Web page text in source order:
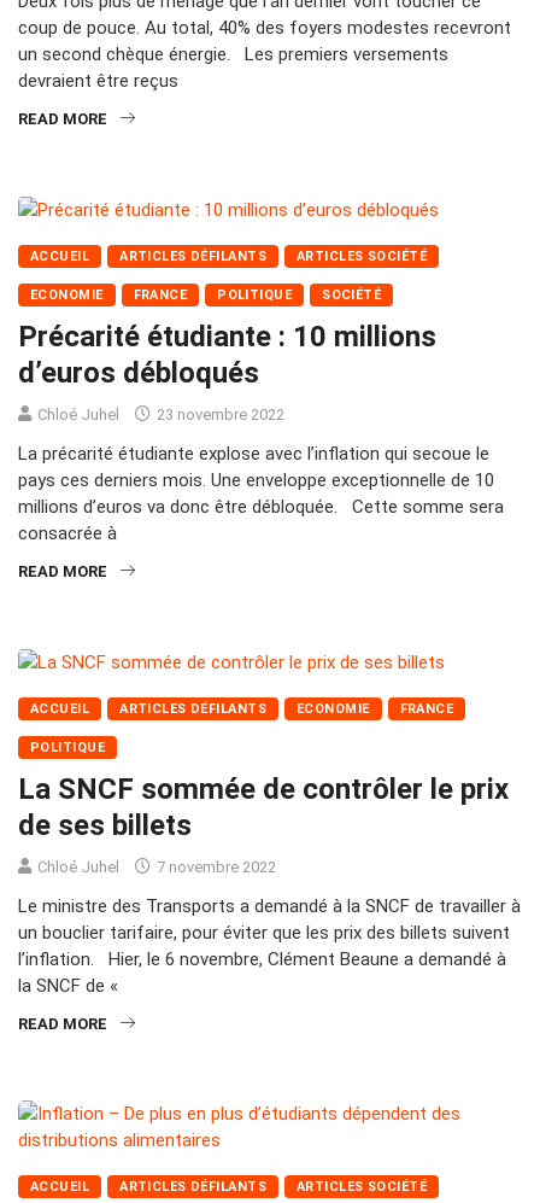
coup de pouce. Au total, 40% des foyers modestes recevront
un second chèque énergie. Les premiers versements
devraient être reçus
READ MORE
ACCUEIL ARTICLES DÉFILANTS ARTICLES SOCIÉTÉ
ECONOMIE FRANCE POLITIQUE SOCIÉTÉ
Précarité étudiante : 10 millions
d’euros débloqués
Chloé Juhel 23 novembre 2022
La précarité étudiante explose avec l’inflation qui secoue le
pays ces derniers mois. Une enveloppe exceptionnelle de 10
millions d’euros va donc être débloquée. Cette somme sera
consacrée à
READ MORE
ACCUEIL ARTICLES DÉFILANTS ECONOMIE FRANCE
POLITIQUE
La SNCF sommée de contrôler le prix
de ses billets
Chloé Juhel 7 novembre 2022
Le ministre des Transports a demandé à la SNCF de travailler à
un bouclier tarifaire, pour éviter que les prix des billets suivent
l’inflation. Hier, le 6 novembre, Clément Beaune a demandé à
la SNCF de «
READ MORE
ACCUEIL ARTICLES DÉFILANTS ARTICLES SOCIÉTÉ